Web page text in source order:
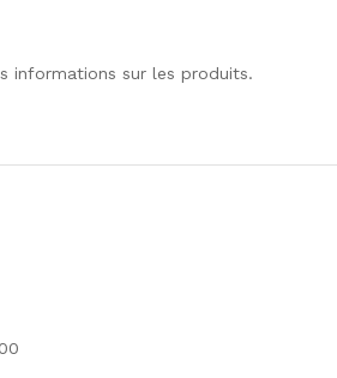
informations sur les produits.